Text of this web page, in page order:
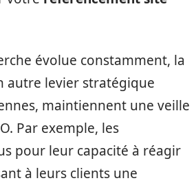
évolue constamment, la
autre levier stratégique
maintiennent une veille
Par exemple, les
pour leur capacité à réagir
à leurs clients une